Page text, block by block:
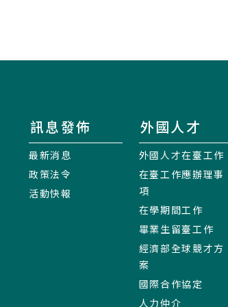
訊息發佈
最新消息
政策法令
活動快報
外國人才
外國人才在臺工作
在臺工作應辦理事
項
在學期間工作
畢業生留臺工作
經濟部全球競才方
案
國際合作協定
人力仲介